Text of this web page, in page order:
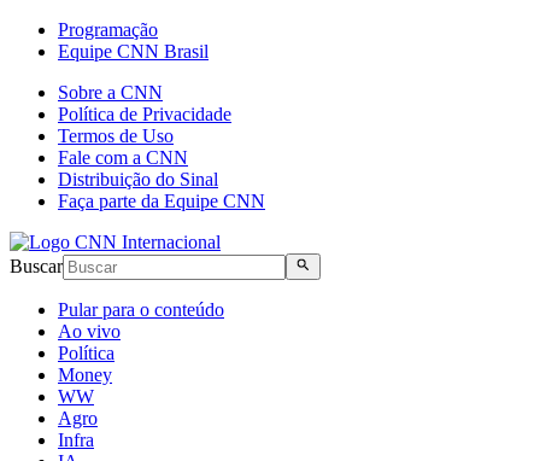
Programação
Equipe CNN Brasil
Sobre a CNN
Política de Privacidade
Termos de Uso
Fale com a CNN
Distribuição do Sinal
Faça parte da Equipe CNN
Buscar
Pular para o conteúdo
Ao vivo
Política
Money
WW
Agro
Infra